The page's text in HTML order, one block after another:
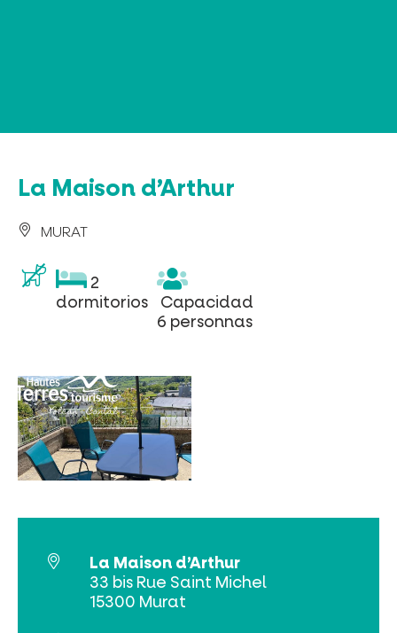
NO SE LO PIERDA
La Maison d’Arthur
MURAT
2
dormitorios
2
dormitorios
Capacidad
6
Capacidad
6 personnas
La Maison d’Arthur
33 bis Rue Saint Michel
15300 Murat